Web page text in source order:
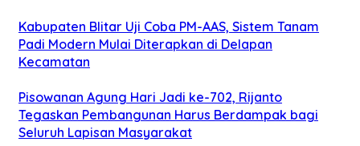
Kabupaten Blitar Uji Coba PM-AAS, Sistem Tanam
Padi Modern Mulai Diterapkan di Delapan
Kecamatan
Pisowanan Agung Hari Jadi ke-702, Rijanto
Tegaskan Pembangunan Harus Berdampak bagi
Seluruh Lapisan Masyarakat